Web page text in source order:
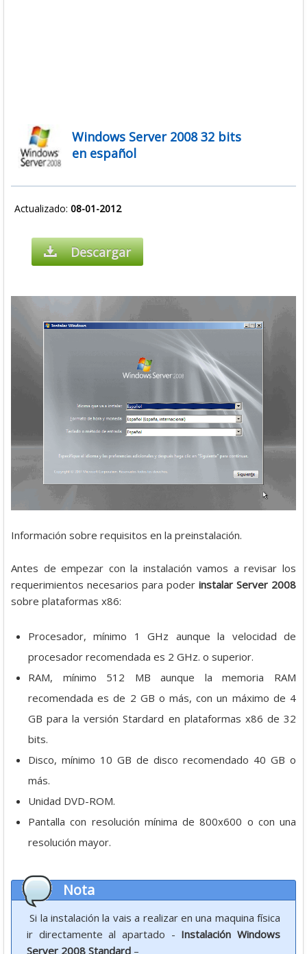
Windows Server 2008 32 bits
en español
Actualizado: 08-01-2012
Descargar
Información sobre requisitos en la preinstalación.
Antes de empezar con la instalación vamos a revisar los
requerimientos necesarios para poder instalar Server 2008
sobre plataformas x86:
Procesador, mínimo 1 GHz aunque la velocidad de
procesador recomendada es 2 GHz. o superior.
RAM, mínimo 512 MB aunque la memoria RAM
recomendada es de 2 GB o más, con un máximo de 4
GB para la versión Stardard en plataformas x86 de 32
bits.
Disco, mínimo 10 GB de disco recomendado 40 GB o
más.
Unidad DVD-ROM.
Pantalla con resolución mínima de 800x600 o con una
resolución mayor.
Nota
Si la instalación la vais a realizar en una maquina física
ir directamente al apartado - Instalación Windows
Server 2008 Standard –